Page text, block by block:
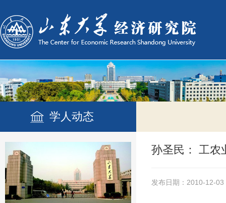
学人动态
孙圣民： 工农
发布日期：2010-12-03